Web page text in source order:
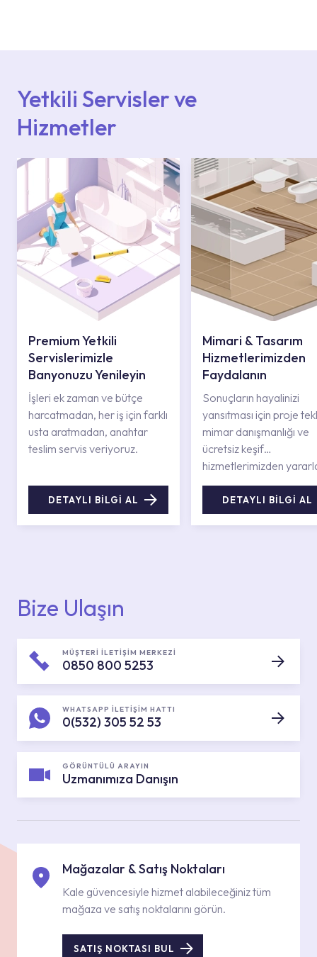
Yetkili Servisler ve
Hizmetler
Premium Yetkili
Servislerimizle
Banyonuzu Yenileyin
İşleri ek zaman ve bütçe
harcatmadan, her iş için farklı
usta aratmadan, anahtar
teslim servis veriyoruz.
DETAYLI BİLGİ AL
Mimari & Tasarım
Hizmetlerimizden
Faydalanın
Sonuçların hayalinizi
yansıtması için proje
mimar danışmanlığı ve
ücretsiz keşif
hizmetlerimizden
DETAYLI BİLGİ AL
Bize Ulaşın
MÜŞTERİ İLETİŞİM MERKEZİ
0850 800 5253
WHATSAPP İLETİŞİM HATTI
0(532) 305 52 53
GÖRÜNTÜLÜ ARAYIN
Uzmanımıza Danışın
Mağazalar & Satış Noktaları
Kale güvencesiyle hizmet alabileceğiniz tüm
mağaza ve satış noktalarını görün.
SATIŞ NOKTASI BUL